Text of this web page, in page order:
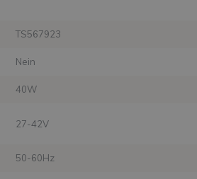
TS567923
Nein
40W
27-42V
50-60Hz